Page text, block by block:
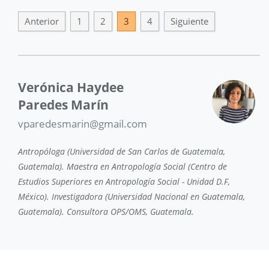
Anterior 1 2 3 4 Siguiente
Verónica Haydee
Paredes Marín
vparedesmarin@gmail.com
Antropóloga (Universidad de San Carlos de Guatemala,
Guatemala). Maestra en Antropología Social (Centro de
Estudios Superiores en Antropología Social - Unidad D.F,
México). Investigadora (Universidad Nacional en Guatemala,
Guatemala). Consultora OPS/OMS, Guatemala.